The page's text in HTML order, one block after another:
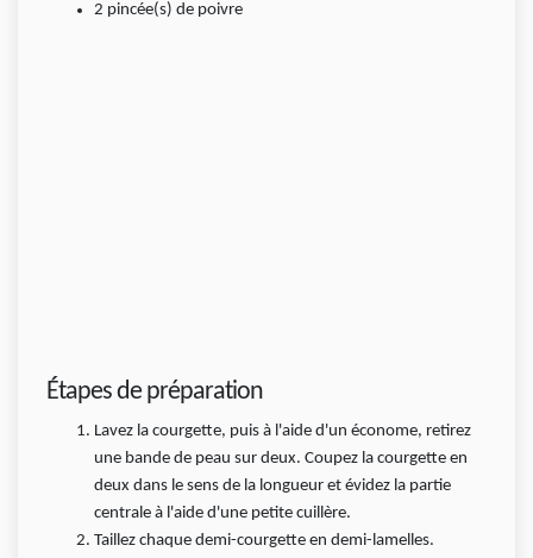
2 pincée(s) de poivre
Étapes de préparation
Lavez la courgette, puis à l'aide d'un économe, retirez
une bande de peau sur deux. Coupez la courgette en
deux dans le sens de la longueur et évidez la partie
centrale à l'aide d'une petite cuillère.
Taillez chaque demi-courgette en demi-lamelles.